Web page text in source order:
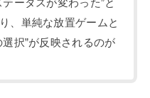
ータスが変わった”と
、単純な放置ゲームと
選択”が反映されるのが